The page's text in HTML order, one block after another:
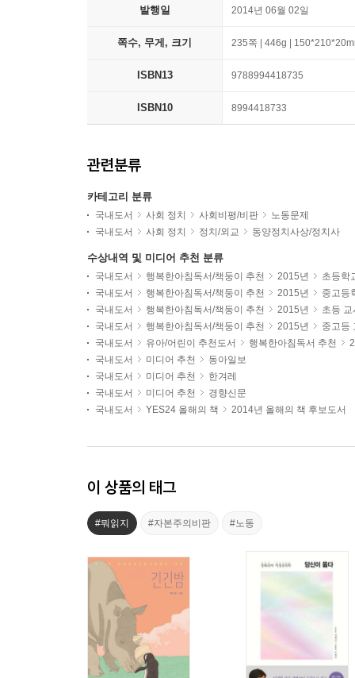
발행일 2014년 06월 02일
쪽수, 무게, 크기 235쪽 | 446g |
ISBN13 9788994418735
ISBN10 8994418733
관련분류
카테고리 분류
국내도서 사회 정치 사회비평/비판
노동문제
국내도서
사회 정치 정치/외교 동양정치사상/정치사
수상내역 및 미디어 추천 분류
국내도서 행복한아침독서/책둥이 추천 2015년
초등학
국내도서
행복한아침독서/책둥이 추천 2015년
중고등
국내도서
행복한아침독서/책둥이 추천 2015년
초등 교
국내도서
행복한아침독서/책둥이 추천 2015년
중고등
국내도서
유아/어린이 추천도서 행복한아침독서 추천
국내도서
미디어 추천
동아일보
국내도서
미디어 추천
한겨레
국내도서
미디어 추천
경향신문
국내도서
YES24 올해의 책 2014년 올해의 책 후보도서
이 상품의 태그
#뭐읽지 #자본주의비판 #노동